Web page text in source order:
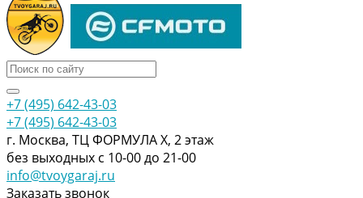
+7 (495) 642-43-03
+7 (495) 642-43-03
г. Москва, ТЦ ФОРМУЛА Х, 2 этаж
без выходных с 10-00 до 21-00
info@tvoygaraj.ru
Заказать звонок